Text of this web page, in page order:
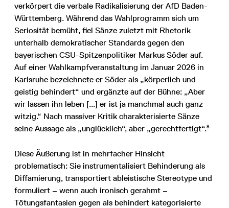
verkörpert die verbale Radikalisierung der AfD Baden-
Württemberg. Während das Wahlprogramm sich um
Seriosität bemüht, fiel Sänze zuletzt mit Rhetorik
unterhalb demokratischer Standards gegen den
bayerischen CSU-Spitzenpolitiker Markus Söder auf.
Auf einer Wahlkampfveranstaltung im Januar 2026 in
Karlsruhe bezeichnete er Söder als „körperlich und
geistig behindert“ und ergänzte auf der Bühne: „Aber
wir lassen ihn leben [...] er ist ja manchmal auch ganz
witzig.“ Nach massiver Kritik charakterisierte Sänze
seine Aussage als „unglücklich“, aber „gerechtfertigt“.8
Diese Äußerung ist in mehrfacher Hinsicht
problematisch: Sie instrumentalisiert Behinderung als
Diffamierung, transportiert ableistische Stereotype und
formuliert – wenn auch ironisch gerahmt –
Tötungsfantasien gegen als behindert kategorisierte